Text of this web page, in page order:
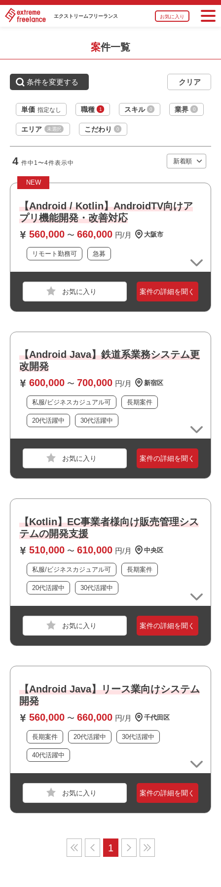
エクストリームフリーランス お気に入り
単価 指定なし 職種 1 スキル 0 業界 0
エリア 未選択 こだわり 0
条件を変更する
案件一覧
4 件中 1〜4件表示中
NEW
【Android / Kotlin】AndroidTV向けア
プリ機能開発・改善対応
560,000 〜 660,000 円/月 大阪市
リモート勤務可 急募
・Android JavaまたはKotlinでの開発経験2年以上
・組み込みデバイス開発経験
おすすめポイント
・リモート勤務併用可能です
・上流工程に携われます
・幅広い年齢層の方が活躍しています
案件の詳細を聞く
【Android Java】鉄道系業務システム更
改開発
600,000 〜 700,000 円/月 新宿区
私服/ビジネスカジュアル可 長期案件
20代活躍中 30代活躍中
職種
Androidエンジニア
業界
運輸・交通・物流・倉庫
必須スキル
・Android（組み込み系アプリ開発）の業務経験
・Java / Androidのアプリ開発経験（UIに強い必要がなく、
・周辺に飲食店や商業施設が多くランチにも便利です
・長期就業が見込める案件です
案件の詳細を聞く
【Kotlin】EC事業者様向け販売管理シス
テムの開発支援
510,000 〜 610,000 円/月 中央区
私服/ビジネスカジュアル可 長期案件
20代活躍中 30代活躍中
サービス
・アジャイル開発の経験
おすすめポイント
案件の詳細を聞く
【Android Java】リース業向けシステム
開発
560,000 〜 660,000 円/月 千代田区
長期案件 20代活躍中 30代活躍中
40代活躍中
金融
・Android Studio使った開発経験
・C#での開発経験
おすすめポイント
・・1回面談で決まります
案件の詳細を聞く
1